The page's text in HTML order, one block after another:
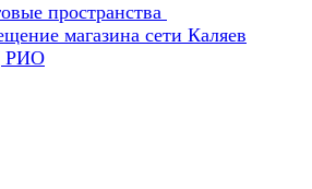
пространства
магазина сети Каляев
РИО